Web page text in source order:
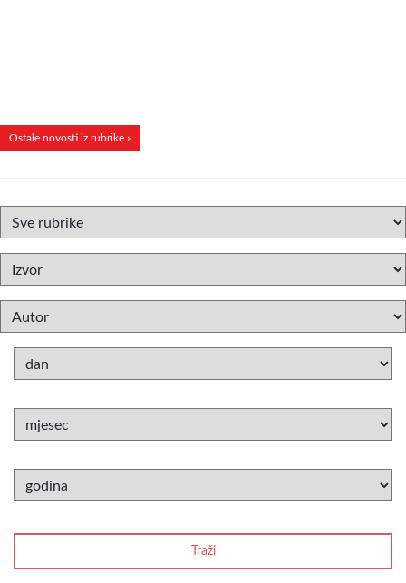
Ostale novosti iz rubrike »